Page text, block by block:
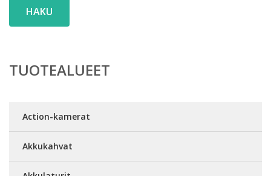
HAKU
TUOTEALUEET
Action-kamerat
Akkukahvat